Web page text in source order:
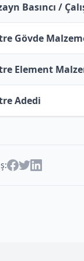
Basıncı /
Gövde
Element
Adedi